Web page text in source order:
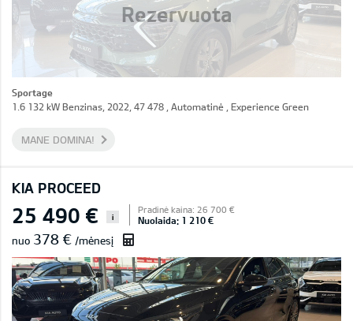
Rezervuota
Sportage
1.6 132 kW Benzinas, 2022, 47 478 , Automatinė , Experience Green
MANE DOMINA!
KIA PROCEED
25 490 € i
Pradinė kaina: 26 700 €
Nuolaida: 1 210 €
nuo 378 € /mėnesį